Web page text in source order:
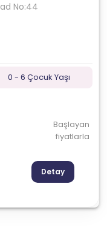
No:44
0 - 6 Çocuk Yaşı
Başlayan
fiyatlarla
Detay